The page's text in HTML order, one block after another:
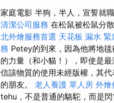
家庭電影 半狗，半人，宣誓就
清潔公司服務 在松鼠被松鼠分
北外燴服務首選 天花板 漏水 緊
務 Petey的到來，因為他將地毯
的力量（和小貓！），即使是
信該物質的使用未經版權，其
的朋友。 老人養護 單人房 外燴
tehu，不是普通的駱駝，而是